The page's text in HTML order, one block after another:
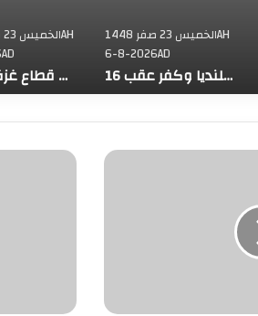
73,382 شهيدا منذ بدء حرب الإبادة على قطاع غزة
الخميس 23 صفر 1448AH
6-8-2026AD
16 إصابة جراء عدوان الاحتلال على قلنديا وكفر عقب
ج